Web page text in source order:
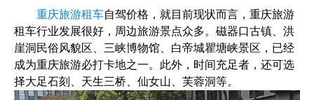
重庆旅游租车自驾价格，就目前现状而言，重庆旅游
租车行业发展很好，周边旅游景点众多。磁器口古镇、洪
崖洞民俗风貌区、三峡博物馆、白帝城瞿塘峡景区，已经
成为重庆旅游必打卡地之一。此外，时间充足者，还可选
择大足石刻、天生三桥、仙女山、芙蓉洞等。